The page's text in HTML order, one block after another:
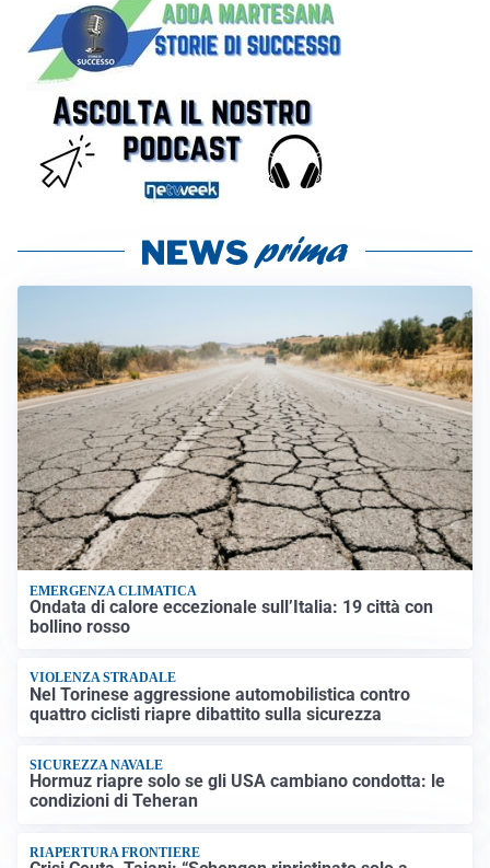
EMERGENZA CLIMATICA
Ondata di calore eccezionale sull’Italia: 19 città con
bollino rosso
VIOLENZA STRADALE
Nel Torinese aggressione automobilistica contro
quattro ciclisti riapre dibattito sulla sicurezza
SICUREZZA NAVALE
Hormuz riapre solo se gli USA cambiano condotta: le
condizioni di Teheran
RIAPERTURA FRONTIERE